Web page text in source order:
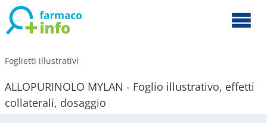
Foglietti illustrativi
ALLOPURINOLO MYLAN - Foglio illustrativo, effetti
collaterali, dosaggio